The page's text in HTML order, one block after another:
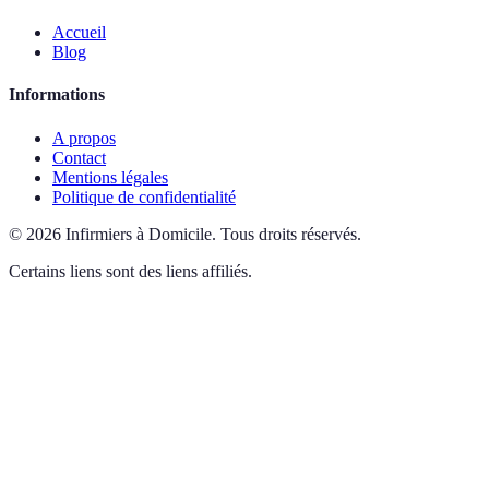
Accueil
Blog
Informations
A propos
Contact
Mentions légales
Politique de confidentialité
© 2026 Infirmiers à Domicile. Tous droits réservés.
Certains liens sont des liens affiliés.